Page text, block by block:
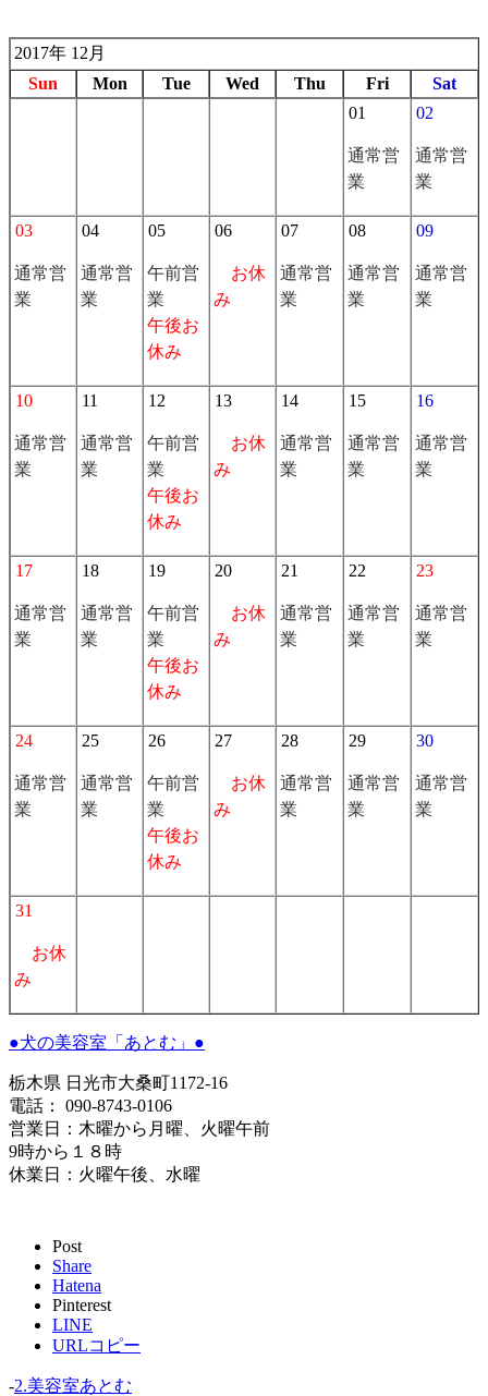
2017年 12月
Sun
Mon Tue Wed Thu Fri
Sat
01
通常営
業
02
通常営
業
03
通常営
業
04
通常営
業
05
午前営
業
午後お
休み
06
お休
み
07
通常営
業
08
通常営
業
09
通常営
業
10
通常営
業
11
通常営
業
12
午前営
業
午後お
休み
13
お休
み
14
通常営
業
15
通常営
業
16
通常営
業
17
通常営
業
18
通常営
業
19
午前営
業
午後お
休み
20
お休
み
21
通常営
業
22
通常営
業
23
通常営
業
24
通常営
業
25
通常営
業
26
午前営
業
午後お
休み
27
お休
み
28
通常営
業
29
通常営
業
30
通常営
業
31
お休
み
●犬の美容室「あとむ」●
栃木県 日光市大桑町1172-16
電話： 090-8743-0106
営業日：木曜から月曜、火曜午前
9時から１８時
休業日：火曜午後、水曜
Post
Share
Hatena
Pinterest
LINE
URLコピー
-2.美容室あとむ